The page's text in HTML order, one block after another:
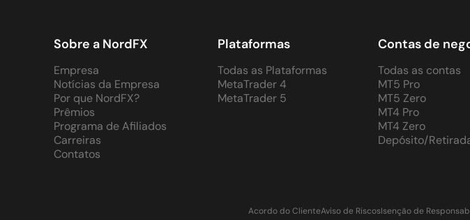
Sobre a NordFX
Empresa
Notícias da Empresa
Por que NordFX?
Prêmios
Programa de Afiliados
Carreiras
Contatos
Plataformas
Todas as Plataformas
MetaTrader 4
MetaTrader 5
Contas de
Todas as contas
MT5 Pro
MT5 Zero
MT4 Pro
MT4 Zero
Depósito/
Acordo do ClienteAviso de RiscosIsenção de